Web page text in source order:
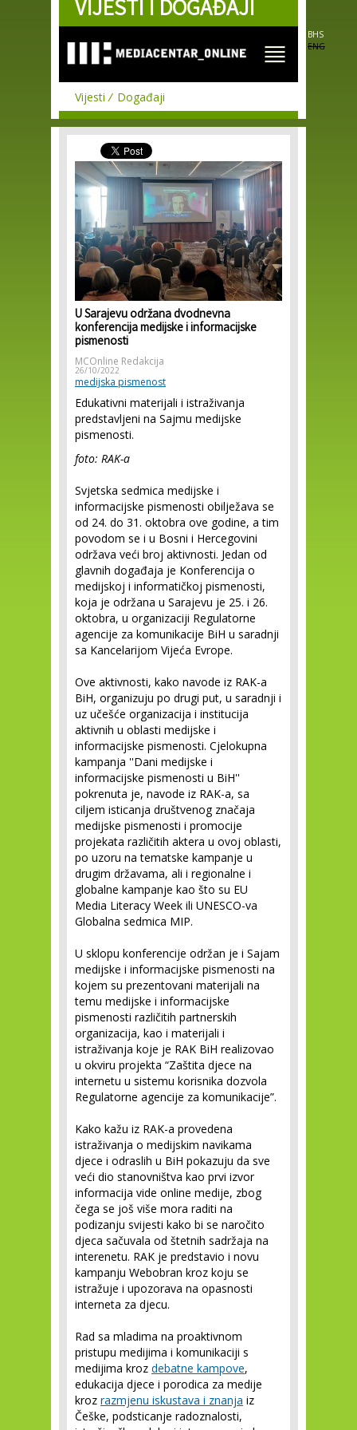
Skip to
main
VIJESTI I DOGAĐAJI
BHS
ENG
Vijesti Događaji
U Sarajevu održana dvodnevna
konferencija medijske i informacijske
pismenosti
MCOnline Redakcija
26/10/2022
medijska pismenost
Edukativni materijali i istraživanja
predstavljeni na Sajmu medijske
pismenosti.
foto: RAK-a
Svjetska sedmica medijske i
informacijske pismenosti obilježava se
od 24. do 31. oktobra ove godine, a tim
povodom se i u Bosni i Hercegovini
održava veći broj aktivnosti. Jedan od
glavnih događaja je Konferencija o
medijskoj i informatičkoj pismenosti,
koja je održana u Sarajevu je 25. i 26.
oktobra, u organizaciji Regulatorne
agencije za komunikacije BiH u saradnji
sa Kancelarijom Vijeća Evrope.
Ove aktivnosti, kako navode iz RAK-a
BiH, organizuju po drugi put, u saradnji i
uz učešće organizacija i institucija
aktivnih u oblasti medijske i
informacijske pismenosti. Cjelokupna
kampanja ''Dani medijske i
informacijske pismenosti u BiH''
pokrenuta je, navode iz RAK-a, sa
ciljem isticanja društvenog značaja
medijske pismenosti i promocije
projekata različitih aktera u ovoj oblasti,
po uzoru na tematske kampanje u
drugim državama, ali i regionalne i
globalne kampanje kao što su EU
Media Literacy Week ili UNESCO-va
Globalna sedmica MIP.
U sklopu konferencije održan je i Sajam
medijske i informacijske pismenosti na
kojem su prezentovani materijali na
temu medijske i informacijske
pismenosti različitih partnerskih
organizacija, kao i materijali i
istraživanja koje je RAK BiH realizovao
u okviru projekta “Zaštita djece na
internetu u sistemu korisnika dozvola
Regulatorne agencije za komunikacije”.
Kako kažu iz RAK-a provedena
istraživanja o medijskim navikama
djece i odraslih u BiH pokazuju da sve
veći dio stanovništva kao prvi izvor
informacija vide online medije, zbog
čega se još više mora raditi na
podizanju svijesti kako bi se naročito
djeca sačuvala od štetnih sadržaja na
interenetu. RAK je predstavio i novu
kampanju Webobran kroz koju se
istražuje i upozorava na opasnosti
interneta za djecu.
Rad sa mladima na proaktivnom
pristupu medijima i komunikaciji s
medijima kroz debatne kampove,
edukacija djece i porodica za medije
kroz razmjenu iskustava i znanja iz
Češke, podsticanje radoznalosti,